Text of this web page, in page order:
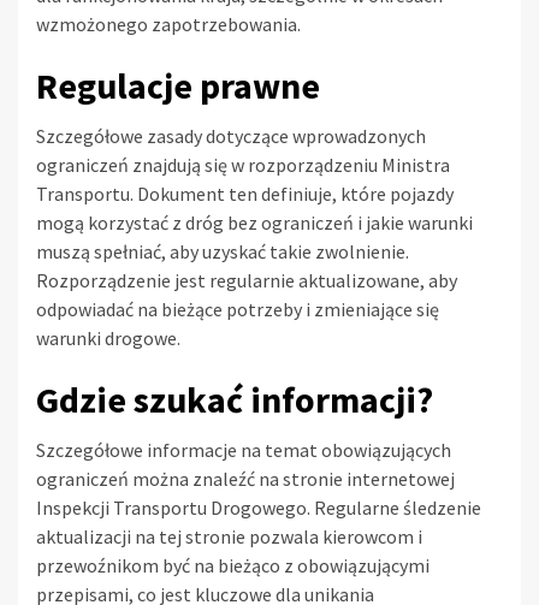
wzmożonego zapotrzebowania.
Regulacje prawne
Szczegółowe zasady dotyczące wprowadzonych
ograniczeń znajdują się w rozporządzeniu Ministra
Transportu. Dokument ten definiuje, które pojazdy
mogą korzystać z dróg bez ograniczeń i jakie warunki
muszą spełniać, aby uzyskać takie zwolnienie.
Rozporządzenie jest regularnie aktualizowane, aby
odpowiadać na bieżące potrzeby i zmieniające się
warunki drogowe.
Gdzie szukać informacji?
Szczegółowe informacje na temat obowiązujących
ograniczeń można znaleźć na stronie internetowej
Inspekcji Transportu Drogowego. Regularne śledzenie
aktualizacji na tej stronie pozwala kierowcom i
przewoźnikom być na bieżąco z obowiązującymi
przepisami, co jest kluczowe dla unikania